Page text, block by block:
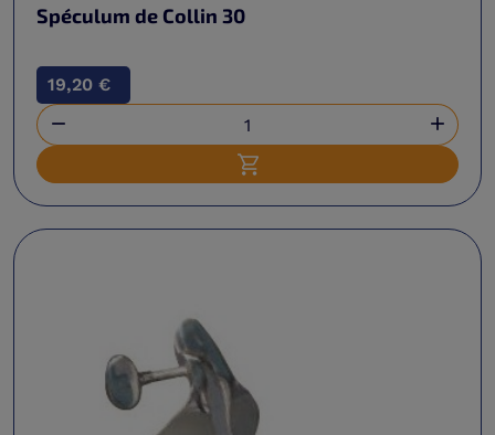
Spéculum de Collin 30
19,20 €
 
Ajouter au panier